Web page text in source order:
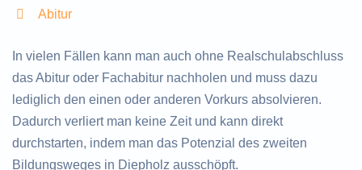
Abitur
In vielen Fällen kann man auch ohne Realschulabschluss
das Abitur oder Fachabitur nachholen und muss dazu
lediglich den einen oder anderen Vorkurs absolvieren.
Dadurch verliert man keine Zeit und kann direkt
durchstarten, indem man das Potenzial des zweiten
Bildungsweges in Diepholz ausschöpft.